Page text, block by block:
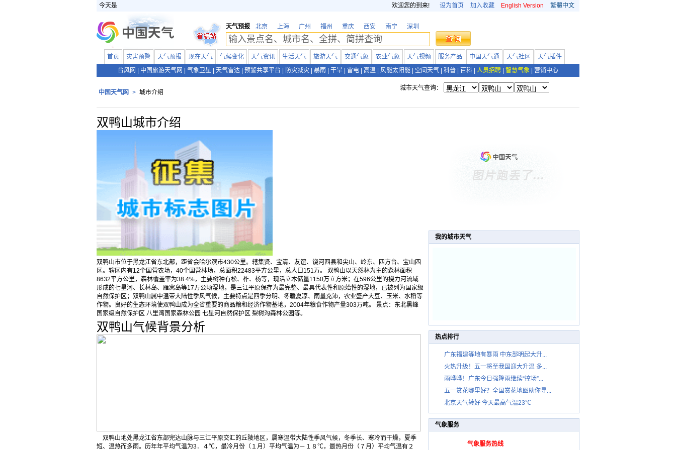
今天是 欢迎您的到来! 设为首页 加入收藏 English Version 繁體中文
天气预报 北京 上海 广州 福州 重庆 西安 南宁 深圳
首页 灾害预警 天气预报 现在天气 气候变化 天气资讯 生活天气 旅游天气 交通气象 农业气象 天气视频 服务产品 中国天气通 天气社区
天气插件
台风网
中国旅游天气网 气象卫星 天气雷达 预警共享平台 防灾减灾 暴雨 干旱 雷电 高温 风能太阳能 空间天气 科普 百科 人员招聘 智慧气象 营销中心
中国天气网 > 城市介绍
城市天气查询：
双鸭山城市介绍
双鸭山市位于黑龙江省东北部，距省会哈尔滨市430公里。辖集贤、宝清、友谊、饶河四县和尖山、岭东、四方台、宝山四
区。辖区内有12个国营农场，40个国营林场，总面积22483平方公里，总人口151万。 双鸭山以天然林为主的森林面积
8632平方公里，森林覆盖率为38.4%，主要树种有松、柞、杨等，现活立木储量1150万立方米；在596公里的挠力河流域
形成的七星河、长林岛、雁窝岛等17万公顷湿地，是三江平原保存为最完整、最具代表性和原始性的湿地，已被列为国家级
自然保护区；双鸭山属中温带大陆性季风气候，主要特点是四季分明、冬暖夏凉、雨量充沛，农业盛产大豆、玉米、水稻等
作物。良好的生态环境使双鸭山成为全省重要的商品粮和经济作物基地，2004年粮食作物产量303万吨。 景点：东北黑峰
国家级自然保护区 八里湾国家森林公园 七星河自然保护区 梨树沟森林公园等。
双鸭山气候背景分析
双鸭山地处黑龙江省东部完达山脉与三江平原交汇的丘陵地区，属寒温带大陆性季风气候，冬季长、寒冷而干燥，夏季
短、温热而多雨。历年年平均气温为3．４℃，最冷月份（１月）平均气温为－１８℃，最热月份（７月）平均气温有２
我的城市天气
热点排行
广东福建等地有暴雨 中东部明起大升...
火热升级！五一将至我国迎大升温 多...
雨哗哗！广东今日强降雨继续“控场”...
五一赏花哪里好？全国赏花地图助你寻...
北京天气转好 今天最高气温23℃
气象服务
气象服务热线